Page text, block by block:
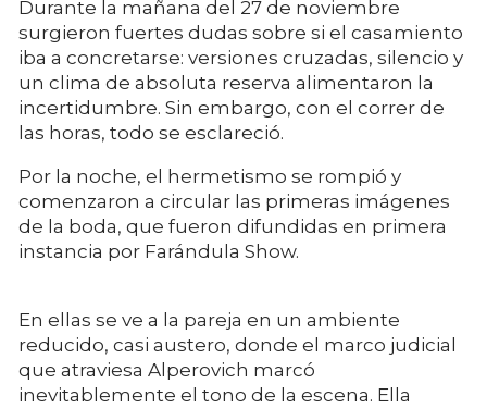
Durante la mañana del 27 de noviembre
surgieron fuertes dudas sobre si el casamiento
iba a concretarse: versiones cruzadas, silencio y
un clima de absoluta reserva alimentaron la
incertidumbre. Sin embargo, con el correr de
las horas, todo se esclareció.
Por la noche, el hermetismo se rompió y
comenzaron a circular las primeras imágenes
de la boda, que fueron difundidas en primera
instancia por Farándula Show.
En ellas se ve a la pareja en un ambiente
reducido, casi austero, donde el marco judicial
que atraviesa Alperovich marcó
inevitablemente el tono de la escena. Ella